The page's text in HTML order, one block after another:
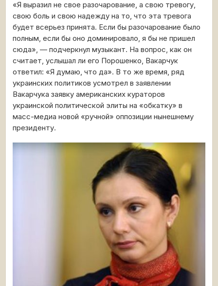
«Я выразил не свое разочарование, а свою тревогу,
свою боль и свою надежду на то, что эта тревога
будет всерьез принята. Если бы разочарование было
полным, если бы оно доминировало, я бы не пришел
сюда», — подчеркнул музыкант. На вопрос, как он
считает, услышал ли его Порошенко, Вакарчук
ответил: «Я думаю, что да». В то же время, ряд
украинских политиков усмотрел в заявлении
Вакарчука заявку американских кураторов
украинской политической элиты на «обкатку» в
масс-медиа новой «ручной» оппозиции нынешнему
президенту.